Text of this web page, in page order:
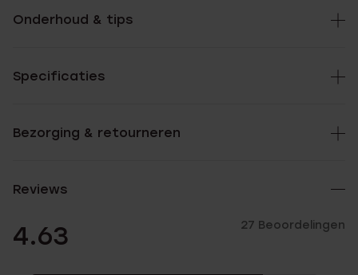
Onderhoud & tips
Specificaties
Bezorging & retourneren
Reviews
4.63 27 Beoordelingen